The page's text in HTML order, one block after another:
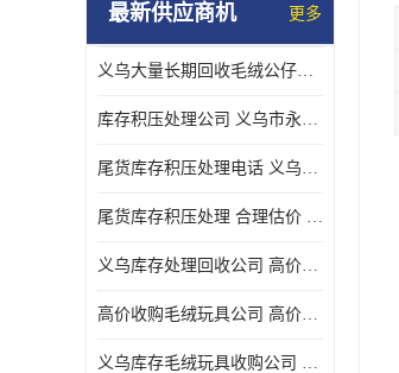
五金工具库存回收
库存厨具回收
最新供应商机 更多
义乌大量长期回收毛绒公仔公司 高价回收库存积压 高价回收 欢迎电话咨询
库存积压处理公司 义乌市永峰贸易商行
尾货库存积压处理电话 义乌市永峰贸易商行
尾货库存积压处理 合理估价 量大量小均可
义乌库存处理回收公司 高价回收库存积压 大量尾货回收
高价收购毛绒玩具公司 高价回收库存积压 回收库存 二手勿扰
义乌库存毛绒玩具收购公司 高价回收库存积压 义乌市永峰贸易商行